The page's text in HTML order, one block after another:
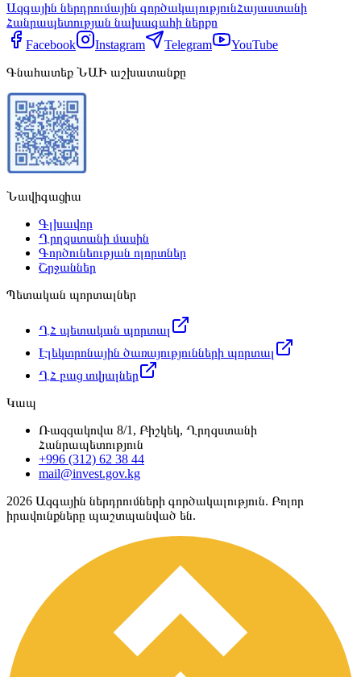
Ազգային ներդրումային գործակալությունՀայաստանի
Հանրապետության նախագահի ներքո
Facebook
Instagram Telegram
YouTube
Գնահատեք ՆԱԻ աշխատանքը
Նավիգացիա
Գլխավոր
Ղրղզստանի մասին
Գործունեության ոլորտներ
Շրջաններ
Պետական պորտալներ
ՂՀ պետական պորտալ
Էլեկտրոնային ծառայությունների պորտալ
ՂՀ բաց տվյալներ
Կապ
Ռազզակովա 8/1, Բիշկեկ, Ղրղզստանի
Հանրապետություն
+996 (312) 62 38 44
mail@invest.gov.kg
2026 Ազգային ներդրումների գործակալություն. Բոլոր
իրավունքները պաշտպանված են.